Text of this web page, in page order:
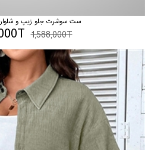
ست سوشرت جلو زیپ و
1,588,000T